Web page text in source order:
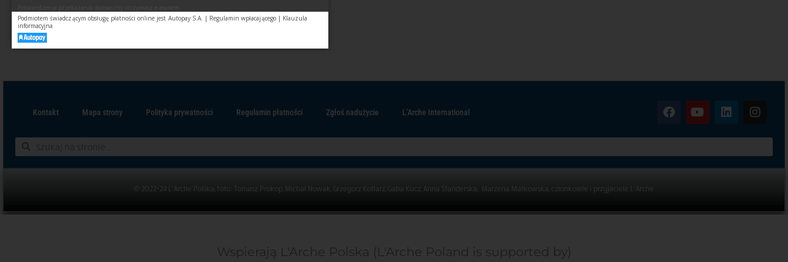
Podmiotem świadczącym obsługę płatności online jest Autopay S.A. | Regulamin wpłacającego| Klauzula
informacyjna
Kontakt Mapa strony Polityka prywatności Regulamin płatności Zgłoś nadużycie L’Arche International
© 2022-24 L’Arche Polska, foto: Tomasz Prokop, Michał Nowak, Grzegorz Kotlarz, Gaba Kucz, Anna Standerska, Marzena Matkowska, członkowie i przyjaciele L’Arche
Wspierają L'Arche Polska (L'Arche Poland is supported by)